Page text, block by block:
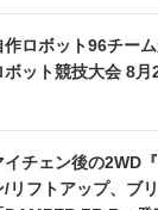
作ロボット96チー
ボット競技大会 8月
イチェン後の2WD
/リフトアップ、ブ